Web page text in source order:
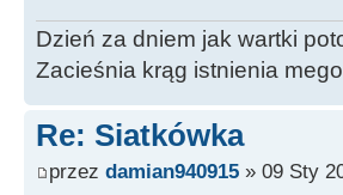
Dzień za dniem jak wartki
Zacieśnia krąg istnienia
Re: Siatkówka
przez damian940915 » 09 Sty